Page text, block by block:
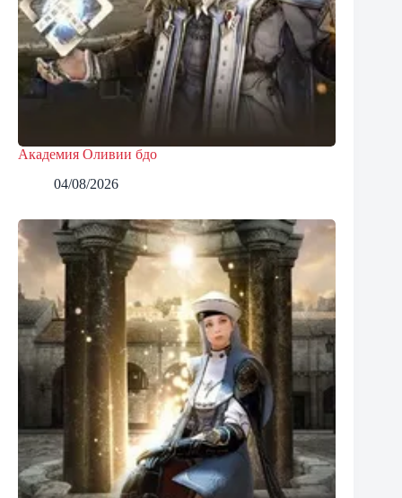
Академия Оливии бдо
04/08/2026